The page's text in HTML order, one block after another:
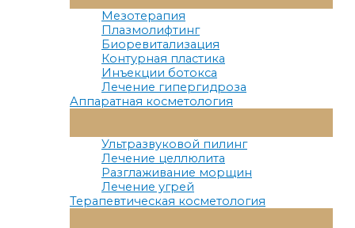
Меню
Мезотерапия
Плазмолифтинг
Биоревитализация
Контурная пластика
Инъекции ботокса
Лечение гипергидроза
Аппаратная косметология
Меню
Ультразвуковой пилинг
Лечение целлюлита
Разглаживание морщин
Лечение угрей
Терапевтическая косметология